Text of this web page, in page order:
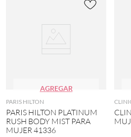
AGREGAR
PARIS HILTON
PARIS HILTON PLATINUM
RUSH BODY MIST PARA
MUJER 41336